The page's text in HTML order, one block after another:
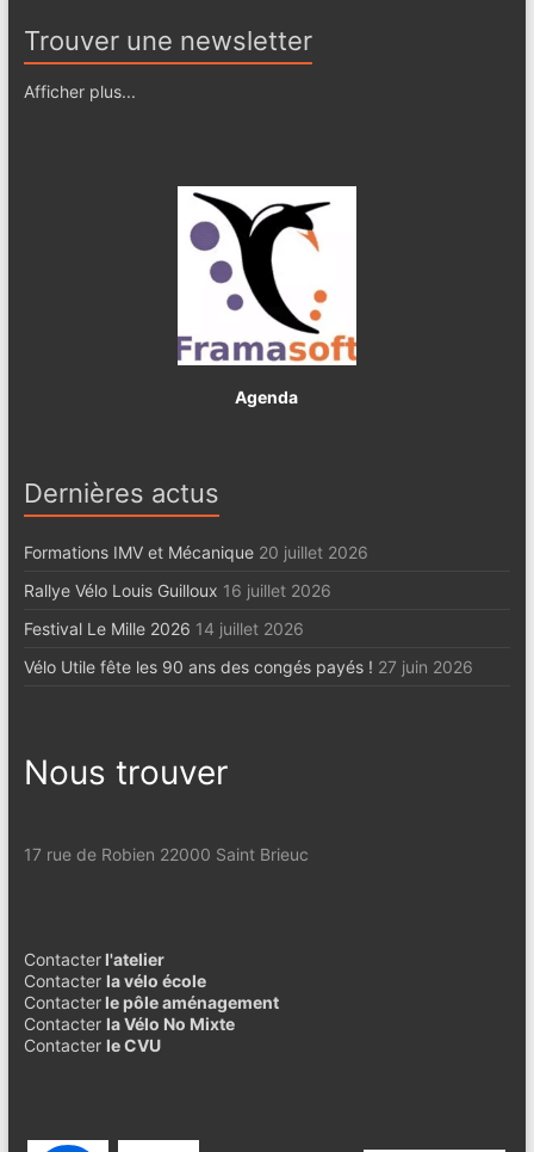
Trouver une newsletter
Afficher plus...
Agenda
Dernières actus
Formations IMV et Mécanique 20 juillet 2026
Rallye Vélo Louis Guilloux 16 juillet 2026
Festival Le Mille 2026 14 juillet 2026
Vélo Utile fête les 90 ans des congés payés ! 27 juin 2026
Nous trouver
17 rue de Robien 22000 Saint Brieuc
Contacterl'atelier
Contacter la vélo école
Contacterle pôle aménagement
Contacter la Vélo No Mixte
Contacter le CVU